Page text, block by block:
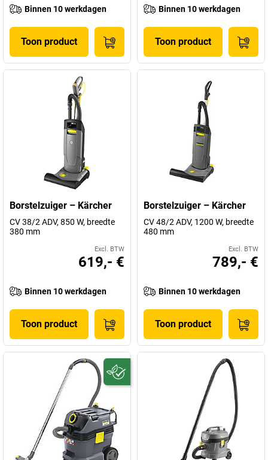
Binnen 10 werkdagen
Toon product
Binnen 10 werkdagen
Toon product
Borstelzuiger – Kärcher
CV 38/2 ADV, 850 W, breedte
380 mm
Excl. BTW
619,- €
Binnen 10 werkdagen
Toon product
Borstelzuiger – Kärcher
CV 48/2 ADV, 1200 W, breedte
480 mm
Excl. BTW
789,- €
Binnen 10 werkdagen
Toon product